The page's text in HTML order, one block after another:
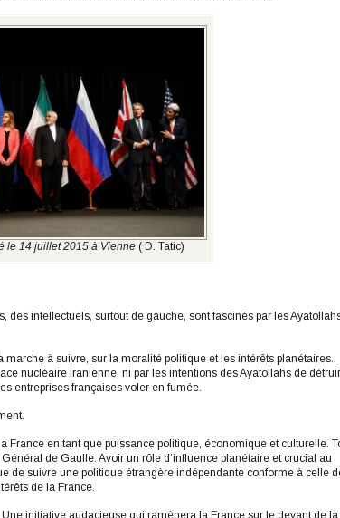
le 14 juillet 2015 à Vienne( D. Tatic)
des intellectuels, surtout de gauche, sont fascinés par les
à suivre, sur la moralité politique et les intérêts planétaires.
nucléaire iranienne, ni par les intentions des Ayatollahs de
entreprises françaises voler en fumée.
France en tant que puissance politique, économique et culturelle.
de Gaulle. Avoir un rôle d’influence planétaire et crucial au
de suivre une politique étrangère indépendante conforme à celle
de la France.
initiative audacieuse qui ramènera la France sur le devant de la